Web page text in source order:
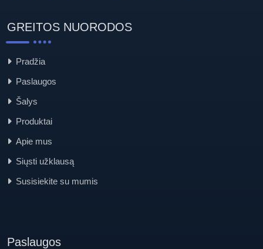
GREITOS NUORODOS
Pradžia
Paslaugos
Šalys
Produktai
Apie mus
Siųsti užklausą
Susisiekite su mumis
Paslaugos